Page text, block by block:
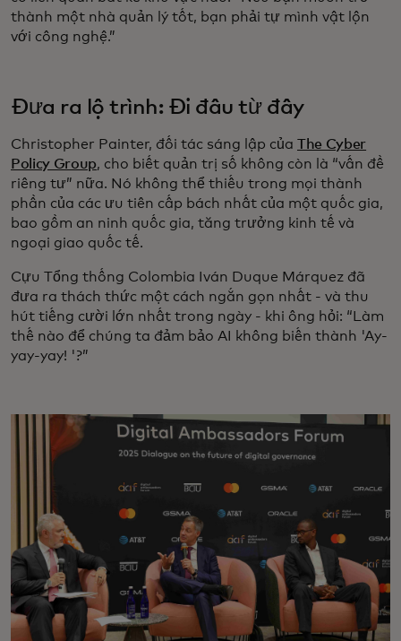
thành một nhà quản lý tốt, bạn phải tự mình vật lộn
với công nghệ.”
Đưa ra lộ trình: Đi đâu từ đây
Christopher Painter, đối tác sáng lập của The Cyber
Policy Group, cho biết quản trị số không còn là “vấn đề
riêng tư” nữa. Nó không thể thiếu trong mọi thành
phần của các ưu tiên cấp bách nhất của một quốc gia,
bao gồm an ninh quốc gia, tăng trưởng kinh tế và
ngoại giao quốc tế.
Cựu Tổng thống Colombia Iván Duque Márquez đã
đưa ra thách thức một cách ngắn gọn nhất - và thu
hút tiếng cười lớn nhất trong ngày - khi ông hỏi: “Làm
thế nào để chúng ta đảm bảo AI không biến thành 'Ay-
yay-yay! '?”